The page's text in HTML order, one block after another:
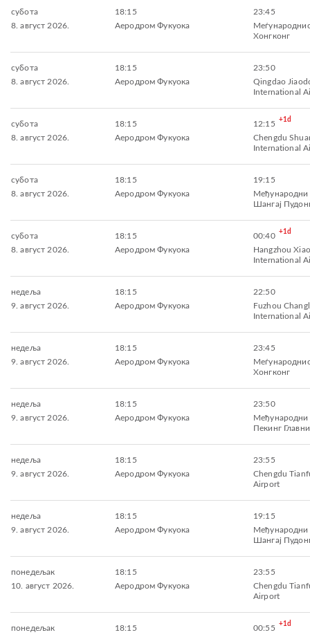
субота
8. август 2026.
18:15
Аеродром Фукуока
23:45
Хонгконг
субота
8. август 2026.
18:15
Аеродром Фукуока
23:50
Qingdao
International
субота
8. август 2026.
18:15
Аеродром Фукуока
12:15 +1d
Chengdu
International
субота
8. август 2026.
18:15
Аеродром Фукуока
19:15
Међународни
Шангај
субота
8. август 2026.
18:15
Аеродром Фукуока
00:40 +1d
Hangzhou
International
недеља
9. август 2026.
18:15
Аеродром Фукуока
22:50
Fuzhou
International
недеља
9. август 2026.
18:15
Аеродром Фукуока
23:45
Хонгконг
недеља
9. август 2026.
18:15
Аеродром Фукуока
23:50
Међународни
Пекинг Главни
недеља
9. август 2026.
18:15
Аеродром Фукуока
23:55
Chengdu
Airport
недеља
9. август 2026.
18:15
Аеродром Фукуока
19:15
Међународни
Шангај
понедељак
10. август 2026.
18:15
Аеродром Фукуока
23:55
Chengdu
Airport
понедељак
18:15
00:55 +1d